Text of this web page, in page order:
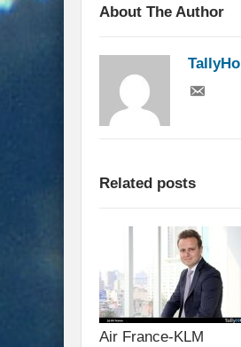
About The Author
TallyHo
Related posts
Air France-KLM